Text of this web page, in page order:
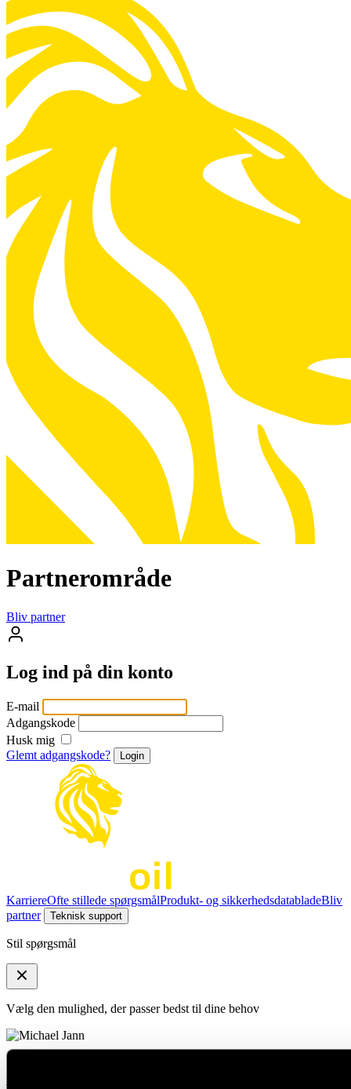
Partnerområde
Bliv partner
Log ind på din konto
E-mail
Adgangskode
Husk mig
Glemt adgangskode?
KarriereOfte stillede spørgsmålProdukt- og sikkerhedsdatabladeBliv
partner
Teknisk support
Stil spørgsmål
Vælg den mulighed, der passer bedst til dine behov
Michael Jann